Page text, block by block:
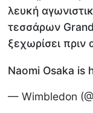
λευκή
τεσσάρων
ξεχωρίσει
Naomi Osaka is
— Wimbledon